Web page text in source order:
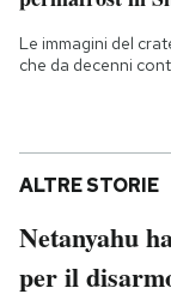
Le immagini del
che da decenni
ALTRE STORIE
Netanyahu
per il